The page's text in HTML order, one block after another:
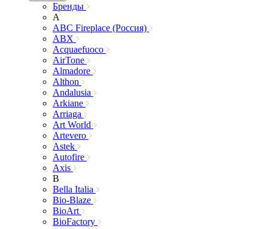
Бренды
A
ABC Fireplace (Россия)
ABX
Acquaefuoco
AirTone
Almadore
Althon
Andalusia
Arkiane
Arriaga
Art World
Artevero
Astek
Autofire
Axis
B
Bella Italia
Bio-Blaze
BioArt
BioFactory